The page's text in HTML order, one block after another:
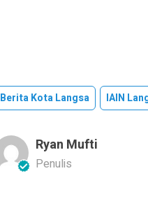
Berita Kota Langsa IAIN
Ryan Mufti
Penulis